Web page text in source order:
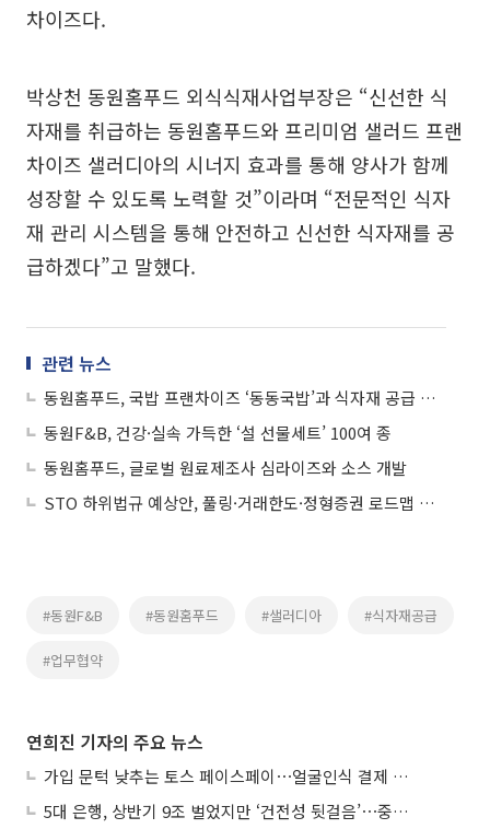
차이즈다.
박상천 동원홈푸드 외식식재사업부장은 “신선한 식
자재를 취급하는 동원홈푸드와 프리미엄 샐러드 프랜
차이즈 샐러디아의 시너지 효과를 통해 양사가 함께
성장할 수 있도록 노력할 것”이라며 “전문적인 식자
재 관리 시스템을 통해 안전하고 신선한 식자재를 공
급하겠다”고 말했다.
관련 뉴스
동원홈푸드, 국밥 프랜차이즈 ‘동동국밥’과 식자재 공급 협약 체결
동원F&B, 건강·실속 가득한 ‘설 선물세트’ 100여 종
동원홈푸드, 글로벌 원료제조사 심라이즈와 소스 개발
STO 하위법규 예상안, 풀링·거래한도·정형증권 로드맵 제시
#동원F&B #동원홈푸드 #샐러디아 #식자재공급
#업무협약
연희진 기자의 주요 뉴스
가입 문턱 낮추는 토스 페이스페이⋯얼굴인식 결제 확산 속도낸다
5대 은행, 상반기 9조 벌었지만 ‘건전성 뒷걸음’⋯중기대출 문턱 높아지나